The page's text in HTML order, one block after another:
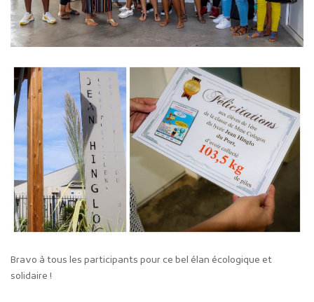
Bravo à tous les participants pour ce bel élan écologique et
solidaire !